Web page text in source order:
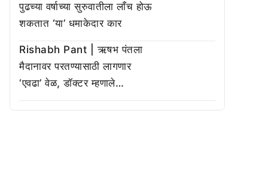
पुढच्या वर्षाच्या सुरुवातीला लाँच होऊ
शकतात ‘या’ धमाकेदार कार
Rishabh Pant | ऋषभ पंतला
मैदानावर परतण्यासाठी लागणार
‘एवढा’ वेळ, डॉक्टर म्हणाले…